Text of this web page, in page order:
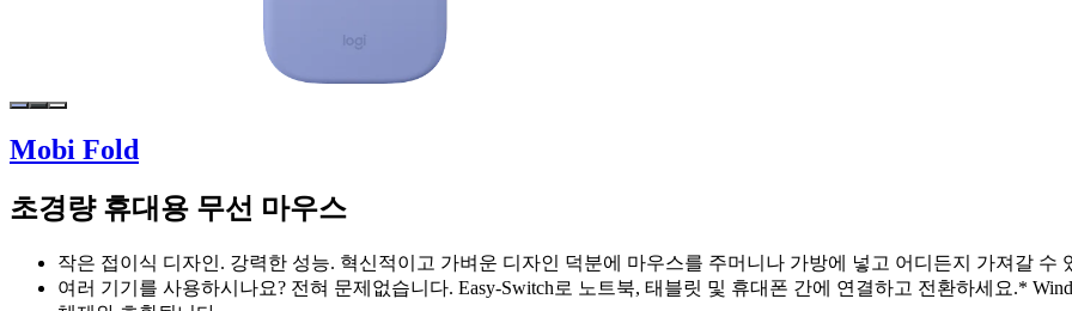
Mobi Fold
초경량 휴대용 무선 마우스
작은 접이식 디자인. 강력한 성능. 혁신적이고 가벼운 디자인 덕분에 마우스를 주머니나 가방에 넣고 어디든지 가져갈 수
여러 기기를 사용하시나요? 전혀 문제없습니다. Easy-Switch로 노트북, 태블릿 및 휴대폰 간에 연결하고 전환하세요.*